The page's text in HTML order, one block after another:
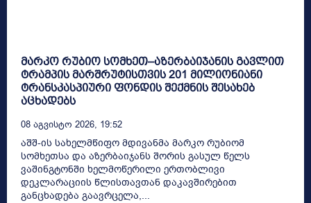
მარკო რუბიო სომხეთ–აზერბაიჯანის გავლით
ტრამპის მარშრუტისთვის 201 მილიონიანი
ტრანსკასპიური ფონდის შექმნის შესახებ
აცხადებს
08 Აგვისტო 2026, 19:52
აშშ-ის სახელმწიფო მდივანმა მარკო რუბიომ
სომხეთსა და აზერბაიჯანს შორის გასულ წელს
ვაშინგტონში ხელმოწერილი ერთობლივი
დეკლარაციის წლისთავთან დაკავშირებით
განცხადება გაავრცელა,...